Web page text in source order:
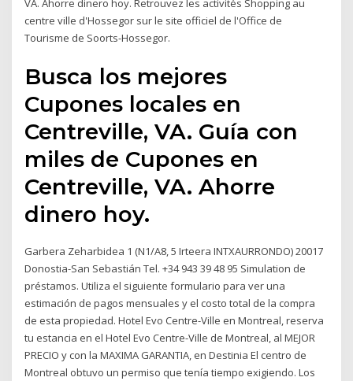
VA. Ahorre dinero hoy. Retrouvez les activités Shopping au
centre ville d'Hossegor sur le site officiel de l'Office de
Tourisme de Soorts-Hossegor.
Busca los mejores
Cupones locales en
Centreville, VA. Guía con
miles de Cupones en
Centreville, VA. Ahorre
dinero hoy.
Garbera Zeharbidea 1 (N1/A8, 5 Irteera INTXAURRONDO) 20017
Donostia-San Sebastián Tel. +34 943 39 48 95 Simulation de
préstamos. Utiliza el siguiente formulario para ver una
estimación de pagos mensuales y el costo total de la compra
de esta propiedad. Hotel Evo Centre-Ville en Montreal, reserva
tu estancia en el Hotel Evo Centre-Ville de Montreal, al MEJOR
PRECIO y con la MAXIMA GARANTIA, en Destinia El centro de
Montreal obtuvo un permiso que tenía tiempo exigiendo. Los